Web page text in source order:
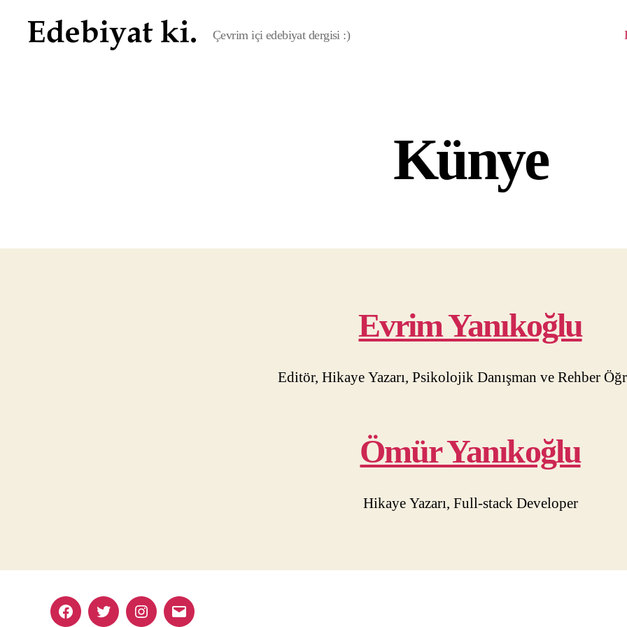
Çevrim içi edebiyat dergisi :)
Künye
Evrim Yanıkoğlu
Editör, Hikaye Yazarı, Psikolojik Danışman ve Rehber
Ömür Yanıkoğlu
Hikaye Yazarı, Full-stack Developer
FacebookTwitterInstagram
E-